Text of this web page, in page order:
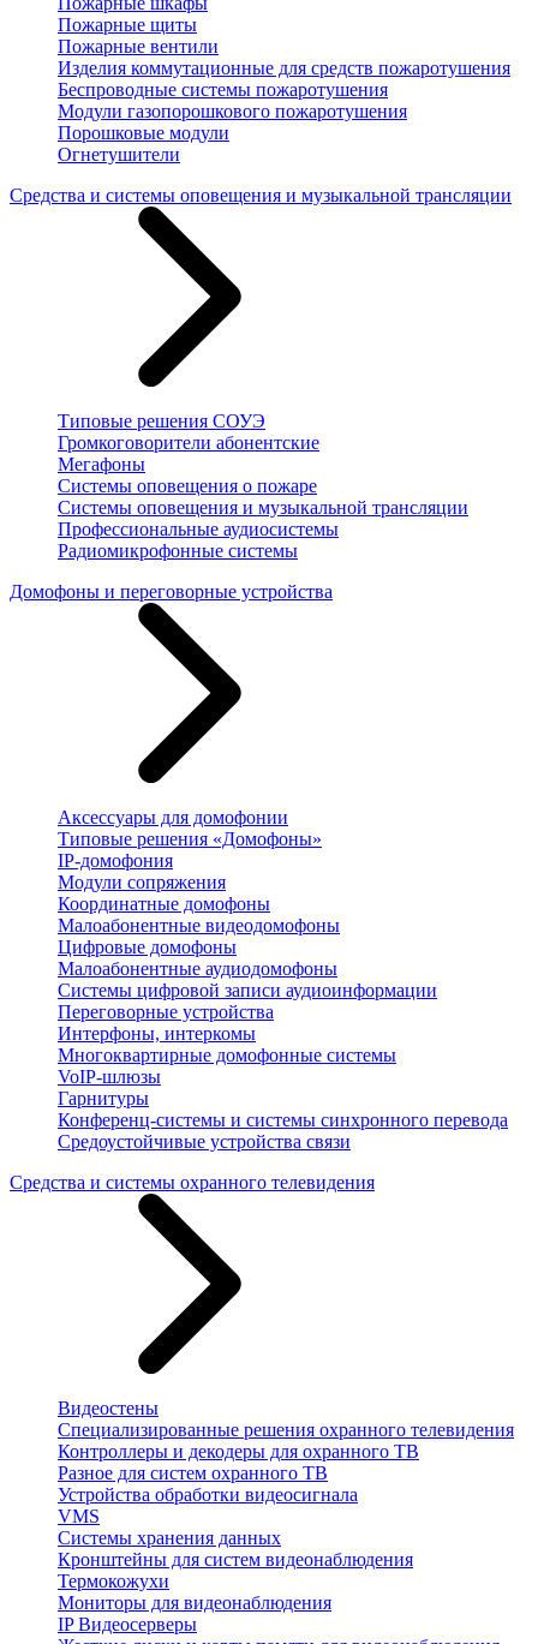
Пожарные щиты
Пожарные вентили
Изделия коммутационные для средств пожаротушения
Беспроводные системы пожаротушения
Модули газопорошкового пожаротушения
Порошковые модули
Огнетушители
Средства и системы оповещения и музыкальной трансляции
Типовые решения СОУЭ
Громкоговорители абонентские
Мегафоны
Системы оповещения о пожаре
Системы оповещения и музыкальной трансляции
Профессиональные аудиосистемы
Радиомикрофонные системы
Домофоны и переговорные устройства
Аксессуары для домофонии
Типовые решения «Домофоны»
IP-домофония
Модули сопряжения
Координатные домофоны
Малоабонентные видеодомофоны
Цифровые домофоны
Малоабонентные аудиодомофоны
Системы цифровой записи аудиоинформации
Переговорные устройства
Интерфоны, интеркомы
Многоквартирные домофонные системы
VoIP-шлюзы
Гарнитуры
Конференц-системы и системы синхронного перевода
Средоустойчивые устройства связи
Средства и системы охранного телевидения
Видеостены
Специализированные решения охранного телевидения
Контроллеры и декодеры для охранного ТВ
Разное для систем охранного ТВ
Устройства обработки видеосигнала
VMS
Системы хранения данных
Кронштейны для систем видеонаблюдения
Термокожухи
Мониторы для видеонаблюдения
IP Видеосерверы